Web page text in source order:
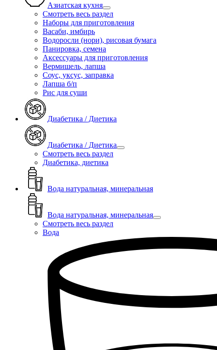
Азиатская кухня
Смотреть весь раздел
Наборы для приготовления
Васаби, имбирь
Водоросли (нори), рисовая бумага
Панировка, семена
Аксессуары для приготовления
Вермишель, лапша
Соус, уксус, заправка
Лапша б/п
Рис для суши
Диабетика / Диетика
Диабетика / Диетика
Смотреть весь раздел
Диабетика, диетика
Вода натуральная, минеральная
Вода натуральная, минеральная
Смотреть весь раздел
Вода